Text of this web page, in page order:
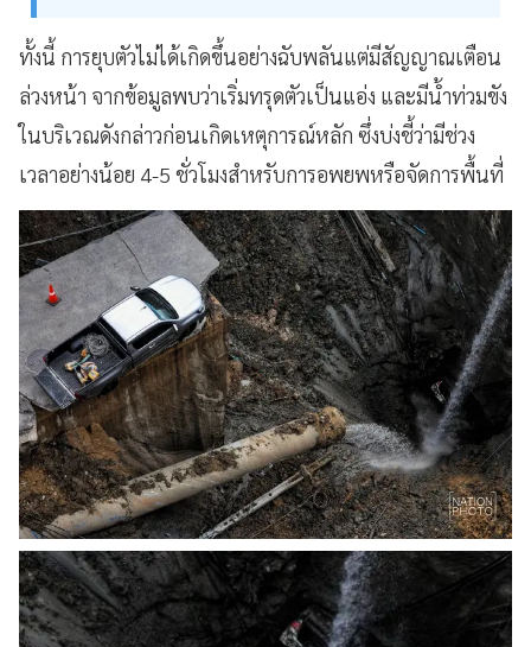
ทั้งนี้ การยุบตัวไม่ได้เกิดขึ้นอย่างฉับพลันแต่มีสัญญาณเตือน
ล่วงหน้า จากข้อมูลพบว่าเริ่มทรุดตัวเป็นแอ่ง และมีน้ำท่วมขัง
ในบริเวณดังกล่าวก่อนเกิดเหตุการณ์หลัก ซึ่งบ่งชี้ว่ามีช่วง
เวลาอย่างน้อย 4-5 ชั่วโมงสำหรับการอพยพหรือจัดการพื้นที่